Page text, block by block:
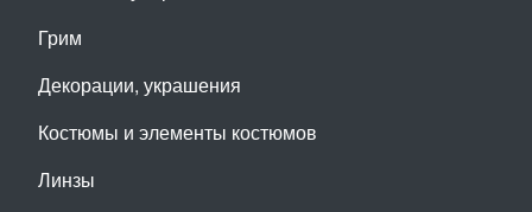
Грим
Декорации, украшения
Костюмы и элементы костюмов
Линзы